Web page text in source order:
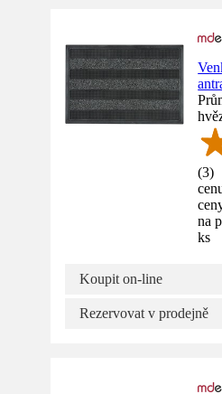
(3)
na
ks
Koupit on-line
Rezervovat v prodejně